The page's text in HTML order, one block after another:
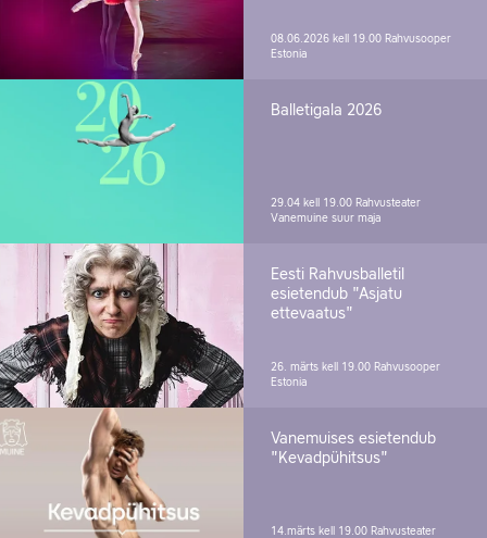
08.06.2026 kell 19.00 Rahvusooper
Estonia
Balletigala 2026
29.04 kell 19.00 Rahvusteater
Vanemuine suur maja
Eesti Rahvusballetil
esietendub "Asjatu
ettevaatus"
26. märts kell 19.00 Rahvusooper
Estonia
Vanemuises esietendub
"Kevadpühitsus"
14.märts kell 19.00 Rahvusteater